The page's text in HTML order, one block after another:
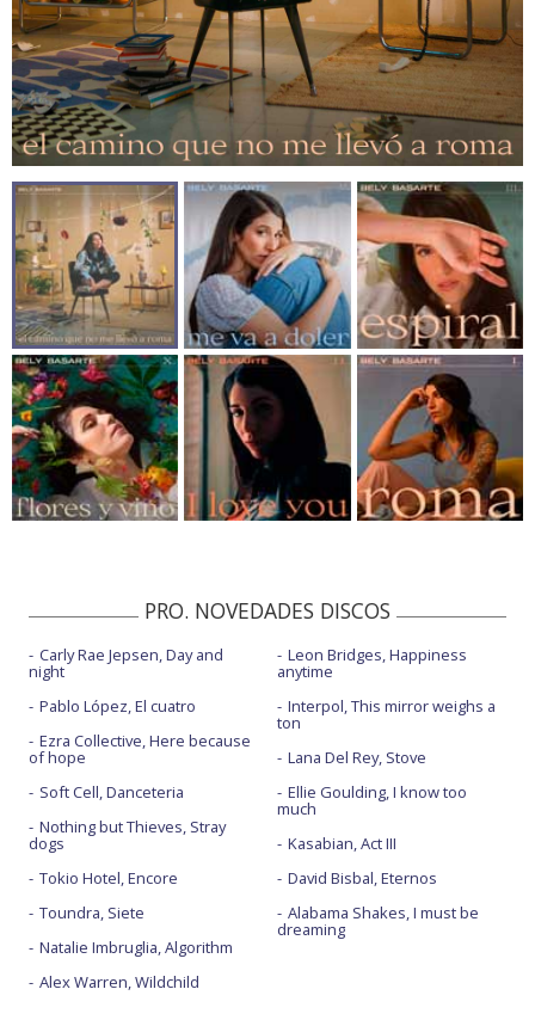
PRO. NOVEDADES DISCOS
Carly Rae Jepsen, Day and
night
Pablo López, El cuatro
Ezra Collective, Here because
of hope
Soft Cell, Danceteria
Nothing but Thieves, Stray
dogs
Tokio Hotel, Encore
Toundra, Siete
Natalie Imbruglia, Algorithm
Alex Warren, Wildchild
Leon Bridges, Happiness
anytime
Interpol, This mirror weighs a
ton
Lana Del Rey, Stove
Ellie Goulding, I know too
much
Kasabian, Act III
David Bisbal, Eternos
Alabama Shakes, I must be
dreaming